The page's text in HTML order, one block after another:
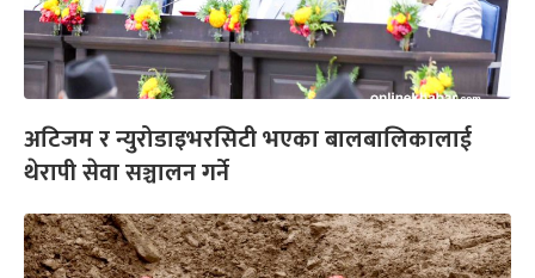
अटिजम र न्युरोडाइभरसिटी भएका बालबालिकालाई
थेरापी सेवा सञ्चालन गर्ने